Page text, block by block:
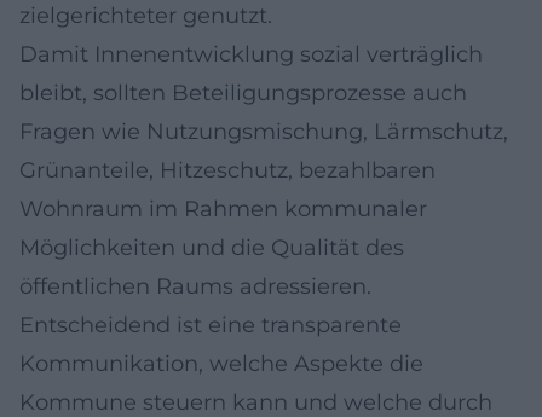
zielgerichteter genutzt.
Damit Innenentwicklung sozial verträglich
bleibt, sollten Beteiligungsprozesse auch
Fragen wie Nutzungsmischung, Lärmschutz,
Grünanteile, Hitzeschutz, bezahlbaren
Wohnraum im Rahmen kommunaler
Möglichkeiten und die Qualität des
öffentlichen Raums adressieren.
Entscheidend ist eine transparente
Kommunikation, welche Aspekte die
Kommune steuern kann und welche durch